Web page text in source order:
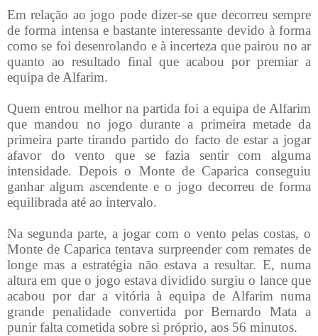
Em relação ao jogo pode dizer-se que decorreu sempre
de forma intensa e bastante interessante devido à forma
como se foi desenrolando e à incerteza que pairou no ar
quanto ao resultado final que acabou por premiar a
equipa de Alfarim.
Quem entrou melhor na partida foi a equipa de Alfarim
que mandou no jogo durante a primeira metade da
primeira parte tirando partido do facto de estar a jogar
afavor do vento que se fazia sentir com alguma
intensidade. Depois o Monte de Caparica conseguiu
ganhar algum ascendente e o jogo decorreu de forma
equilibrada até ao intervalo.
Na segunda parte, a jogar com o vento pelas costas, o
Monte de Caparica tentava surpreender com remates de
longe mas a estratégia não estava a resultar. E, numa
altura em que o jogo estava dividido surgiu o lance que
acabou por dar a vitória à equipa de Alfarim numa
grande penalidade convertida por Bernardo Mata a
punir falta cometida sobre si próprio, aos 56 minutos.